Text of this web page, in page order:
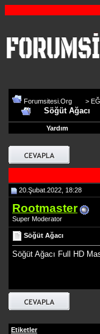
Forumsitesi.Org >
Söğüt Ağacı
Yardım
20.Şubat.2022, 18:28
Rootmaster
Super Moderator
Söğüt Ağacı
Söğüt Ağacı Full HD
Etiketler